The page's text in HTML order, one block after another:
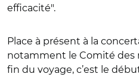
efficacité".
Place à présent à la
notamment le Comité des
fin du voyage, c’est le